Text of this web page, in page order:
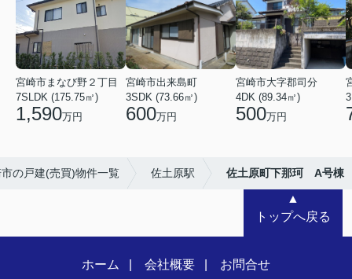
宮崎市まなび野２丁目
7SLDK (175.75㎡)
1,590万円
宮崎市出来島町
3SDK (73.66㎡)
600万円
宮崎市大字郡司分
4DK (89.34㎡)
500万円
の戸建(売買)物件一覧 佐土原駅 佐土原町下那珂 A号棟
▲
トップへ戻る
ホーム 会社概要 お問合せ